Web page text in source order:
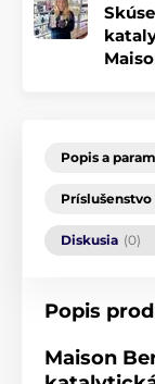
Popis a
Príslušenstvo
Diskusia (0)
Popis
Maison